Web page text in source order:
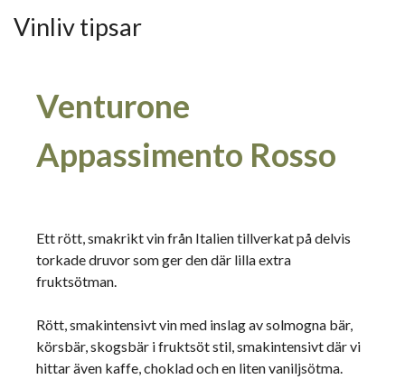
Vinliv tipsar
Venturone
Appassimento Rosso
Ett rött, smakrikt vin från Italien tillverkat på delvis
torkade druvor som ger den där lilla extra
fruktsötman.
Rött, smakintensivt vin med inslag av solmogna bär,
körsbär, skogsbär i fruktsöt stil, smakintensivt där vi
hittar även kaffe, choklad och en liten vaniljsötma.